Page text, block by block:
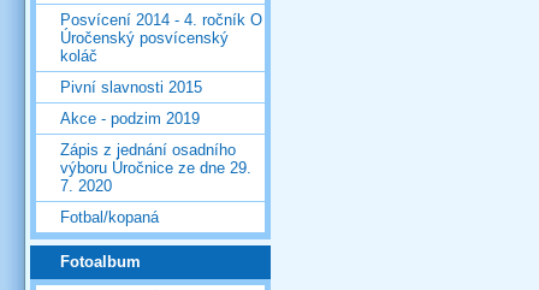
Posvícení 2014 - 4. ročník O
Úročenský posvícenský
koláč
Pivní slavnosti 2015
Akce - podzim 2019
Zápis z jednání osadního
výboru Úročnice ze dne 29.
7. 2020
Fotbal/kopaná
Fotoalbum